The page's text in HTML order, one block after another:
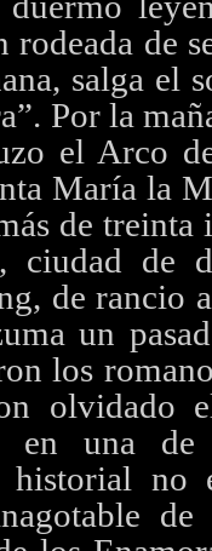
rodeada de
salga el
Por la
el Arco
María la
de
ciudad de
de rancio
un
los
olvidado
en una
historial no
de